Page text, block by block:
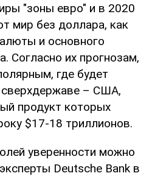
"зоны евро" и в 2020
мир без доллара, как
и основного
Согласно их прогнозам,
где будет
– США,
продукт которых
$17-18 триллионов.
уверенности можно
Deutsche Bank в